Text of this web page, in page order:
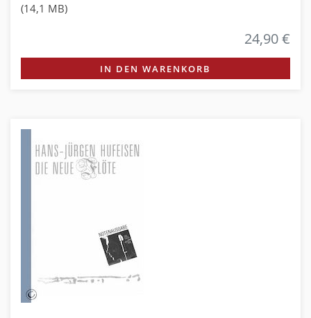
(14,1 MB)
24,90 €
IN DEN WARENKORB